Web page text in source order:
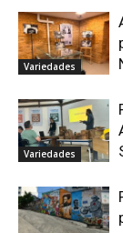
Variedades
Variedades